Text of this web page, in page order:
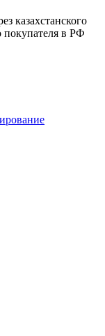
казахстанского
покупателя в РФ